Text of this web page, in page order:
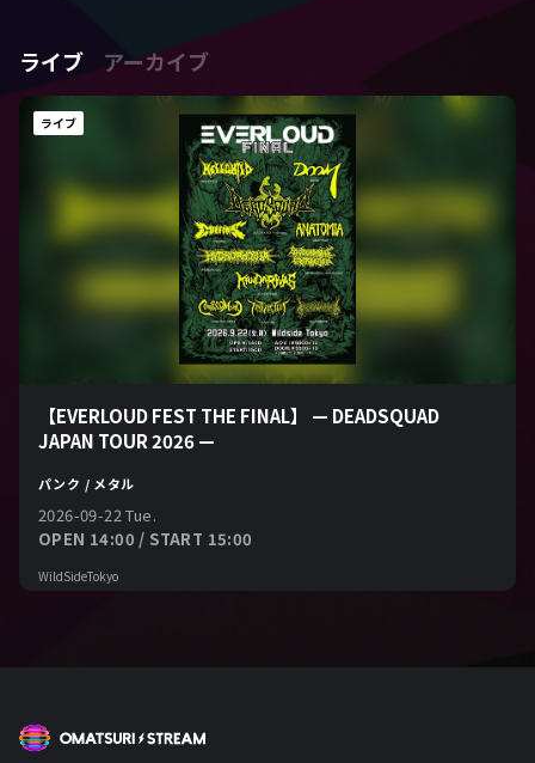
ライブ アーカイブ
ライブ
【EVERLOUD FEST THE FINAL】 — DEADSQUAD
JAPAN TOUR 2026 —
パンク / メタル
2026-09-22 Tue.
OPEN 14:00 / START 15:00
WildSideTokyo